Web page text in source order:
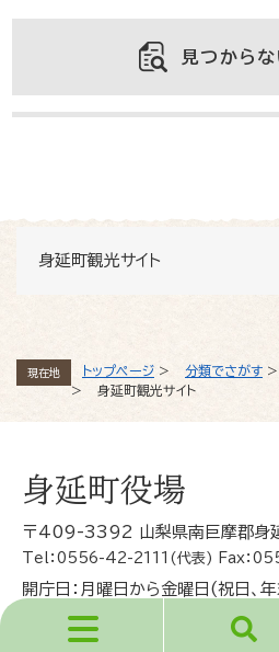
現在地 トップページ > 分類でさがす >
>
身延町観光サイト
見つから
身延町観光サイト
身延町役場
〒409-3392 山梨県南巨摩郡身
Tel：0556-42-2111(代表) Fax：
開庁日：月曜日から金曜日(祝日、
開庁時間：午前8時30分から午後5